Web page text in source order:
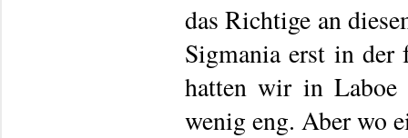
das Richtige an
Sigmania erst in der
hatten wir in Laboe
wenig eng. Aber wo